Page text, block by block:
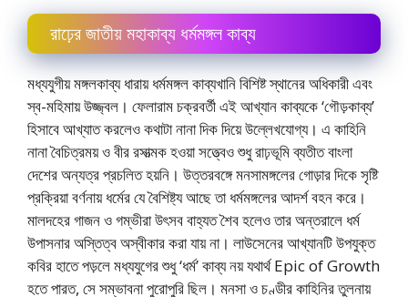
রাঢ়ের জাতীয় মহাকাব্য ধর্মমঙ্গল কাব্য
মধ্যযুগীয় মঙ্গলকাব্য ধারায় ধর্মমঙ্গল কাব্যখানি বিশিষ্ট স্থানের অধিকারী এবং
স্ব-মহিমায় উজ্জ্বল। ফেলারাম চক্রবর্তী এই আখ্যান কাব্যকে ‘গৌড়কাব্য’
হিসাবে আখ্যাত করলেও কথাটা নানা দিক দিয়ে উল্লেখযোগ্য। এ কাহিনি
নানা বৈচিত্রময় ও বীর রসাত্মক হওয়া সত্ত্বেও শুধু রাঢ়ভূমি ব্যতীত বাংলা
দেশের অন্যত্র প্রচলিত হয়নি। উত্তরবঙ্গে মনসামঙ্গলের গোড়ার দিকে সৃষ্টি
প্রক্রিয়া বর্ণনায় ধর্মের যে বৈশিষ্ট্য আছে তা ধর্মমঙ্গলের আদর্শ বহন করে।
মালদহের গাজন ও গম্ভীরা উৎসব বাহ্যত শৈব হলেও তার অন্তরালে ধর্ম
উপাসনার অস্তিত্ব অস্বীকার করা যায় না। লাউসেনের আখ্যানটি উপযুক্ত
কবির হাতে পড়লে মধ্যযুগের শুধু ‘ধর্ম’ কাব্য নয় যথার্থ Epic of Growth
হতে পারত, সে‌ সম্ভাবনা পুরোপুরি ছিল। মনসা ও চণ্ডীর কাহিনির তুলনায়